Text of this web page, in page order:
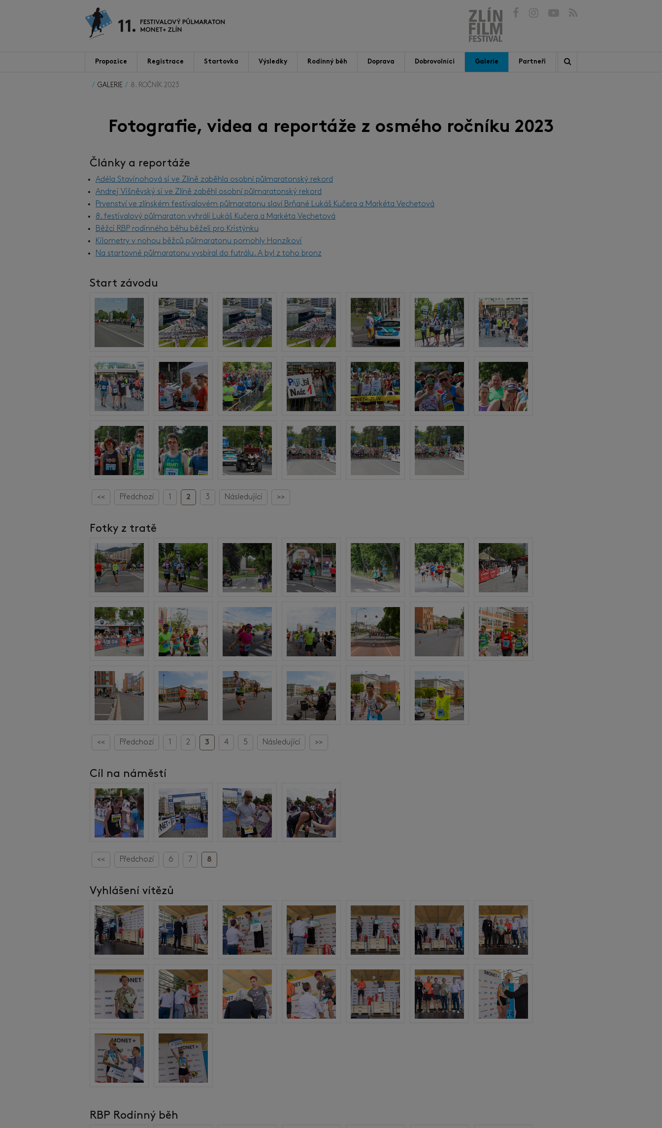
Propozice Registrace Startovka Výsledky Rodinný běh Doprava Dobrovolníci Galerie Partneři
GALERIE 8. ROČNÍK 2023
Fotografie, videa a reportáže z osmého ročníku 2023
Články a reportáže
Adéla Stavinohová si ve Zlíně zaběhla osobní půlmaratonský rekord
Andrej Višněvský si ve Zlíně zaběhl osobní půlmaratonský rekord
Prvenství ve zlínském festivalovém půlmaratonu slaví Brňané Lukáš Kučera a Markéta Vechetová
8. festivalový půlmaraton vyhráli Lukáš Kučera a Markéta Vechetová
Běžci RBP rodinného běhu běželi pro Kristýnku
Kilometry v nohou běžců půlmaratonu pomohly Honzíkovi
Na startovné půlmaratonu vysbíral do futrálu. A byl z toho bronz
Start závodu
<< Předchozí 1 2 3 Následující >>
Fotky z tratě
<< Předchozí 1 2 3 4 5 Následující >>
Cíl na náměstí
<< Předchozí 6 7 8
Vyhlášení vítězů
RBP Rodinný běh